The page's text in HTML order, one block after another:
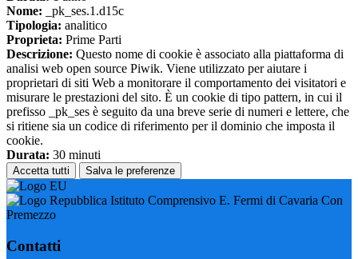
Nome: _pk_ses.1.d15c
Tipologia: analitico
Proprieta: Prime Parti
Descrizione: Questo nome di cookie è associato alla piattaforma di
analisi web open source Piwik. Viene utilizzato per aiutare i
proprietari di siti Web a monitorare il comportamento dei visitatori e
misurare le prestazioni del sito. È un cookie di tipo pattern, in cui il
prefisso _pk_ses è seguito da una breve serie di numeri e lettere, che
si ritiene sia un codice di riferimento per il dominio che imposta il
cookie.
Durata: 30 minuti
Accetta tutti Salva le preferenze
Istituto Comprensivo E. Fermi di Cavaria Con
Premezzo
Contatti